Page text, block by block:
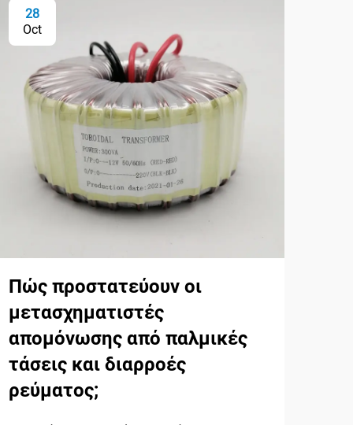
28
Oct
Πώς προστατεύουν οι
μετασχηματιστές
απομόνωσης από παλμικές
τάσεις και διαρροές
ρεύματος;